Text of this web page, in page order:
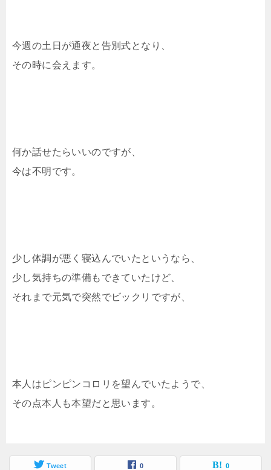
今週の土日が通夜と告別式となり、
その時に会えます。
何か話せたらいいのですが、
今は不明です。
少し体調が悪く寝込んでいたというなら、
少し気持ちの準備もできていたけど、
それまで元気で突然でビックリですが、
本人はピンピンコロリを望んでいたようで、
その点本人も本望だと思います。
Tweet 0 0